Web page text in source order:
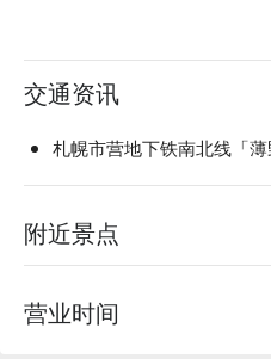
交通资讯
札幌市营地下铁南北线「薄
附近景点
营业时间